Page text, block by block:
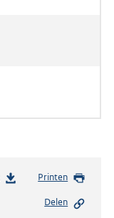
Printen
Delen